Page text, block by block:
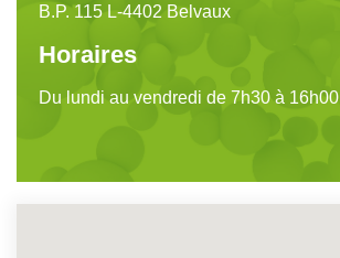
B.P. 115 L-4402 Belvaux
Horaires
Du lundi au vendredi de 7h30 à 16h00